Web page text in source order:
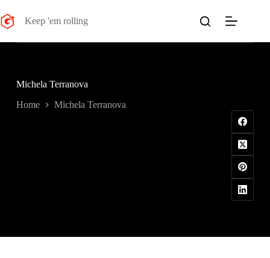
al
contenuto
Keep 'em rolling
Michela Terranova
Home Michela Terranova